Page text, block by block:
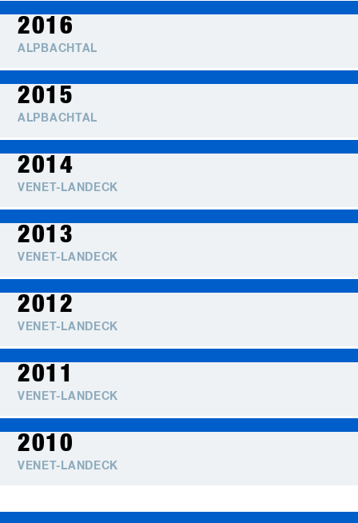
2016
ALPBACHTAL
2015
ALPBACHTAL
2014
VENET-LANDECK
2013
VENET-LANDECK
2012
VENET-LANDECK
2011
VENET-LANDECK
2010
VENET-LANDECK